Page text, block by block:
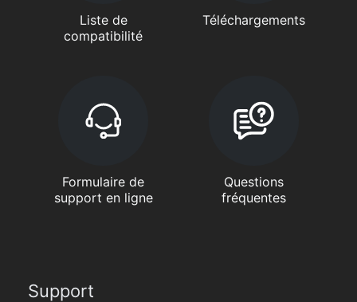
Liste de
compatibilité
Téléchargements
Formulaire de
support en ligne
Questions
fréquentes
Support